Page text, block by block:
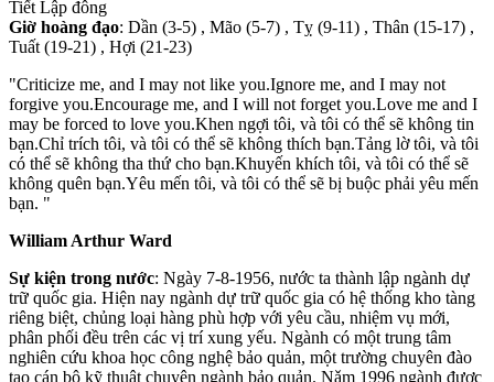
Tiết Lập đông
Giờ hoàng đạo: Dần (3-5) , Mão (5-7) , Tỵ (9-11) , Thân (15-17) ,
Tuất (19-21) , Hợi (21-23)
"Criticize me, and I may not like you.Ignore me, and I may not
forgive you.Encourage me, and I will not forget you.Love me and I
may be forced to love you.Khen ngợi tôi, và tôi có thể sẽ không tin
bạn.Chỉ trích tôi, và tôi có thể sẽ không thích bạn.Tảng lờ tôi, và tôi
có thể sẽ không tha thứ cho bạn.Khuyến khích tôi, và tôi có thể sẽ
không quên bạn.Yêu mến tôi, và tôi có thể sẽ bị buộc phải yêu mến
bạn. "
William Arthur Ward
Sự kiện trong nước: Ngày 7-8-1956, nước ta thành lập ngành dự
trữ quốc gia. Hiện nay ngành dự trữ quốc gia có hệ thống kho tàng
riêng biệt, chủng loại hàng phù hợp với yêu cầu, nhiệm vụ mới,
phân phối đều trên các vị trí xung yếu. Ngành có một trung tâm
nghiên cứu khoa học công nghệ bảo quản, một trường chuyên đào
tạo cán bộ kỹ thuật chuyên ngành bảo quản. Nǎm 1996 ngành được